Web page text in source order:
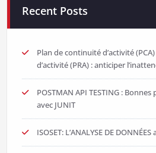
Recent Posts
Plan de continuité d’activité
d’activité (PRA) : anticiper
POSTMAN API TESTING :
avec JUNIT
ISOSET: L’ANALYSE DE